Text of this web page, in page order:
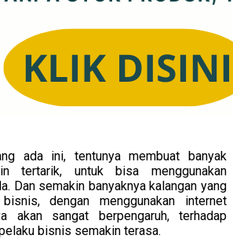
ada ini, tentunya membuat banyak
tertarik, untuk bisa menggunakan
Dan semakin banyaknya kalangan yang
dengan menggunakan internet
akan sangat berpengaruh, terhadap
bisnis semakin terasa.